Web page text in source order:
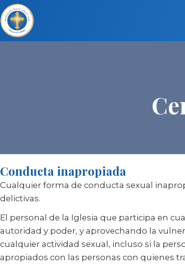
Conducta inapropiada
Cualquier forma de conducta sexual
delictivas.
El personal de la Iglesia que participa en
autoridad y poder, y aprovechando la
cualquier actividad sexual, incluso si la
apropiados con las personas con quienes